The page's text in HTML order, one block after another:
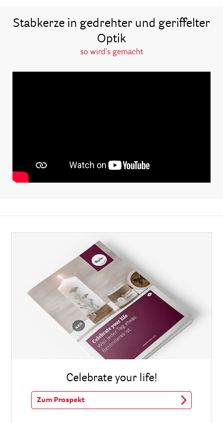
Stabkerze in gedrehter und geriffelter
Optik
so wird's gemacht
Celebrate your life!
Zum Prospekt